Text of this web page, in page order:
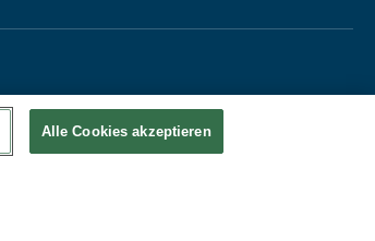
Alle Cookies akzeptieren